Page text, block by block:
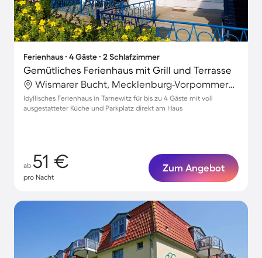
Ferienhaus ∙ 4 Gäste ∙ 2 Schlafzimmer
Gemütliches Ferienhaus mit Grill und Terrasse
Wismarer Bucht, Mecklenburg-Vorpommern, Deutschland
Idyllisches Ferienhaus in Tarnewitz für bis zu 4 Gäste mit voll
ausgestatteter Küche und Parkplatz direkt am Haus
ab 51 €
pro Nacht
Zum Angebot